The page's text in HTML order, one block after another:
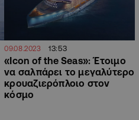
09.08.2023 13:53
«Icon of the Seas»: Έτοιμο
να σαλπάρει το μεγαλύτερο
κρουαζιερόπλοιο στον
κόσμο